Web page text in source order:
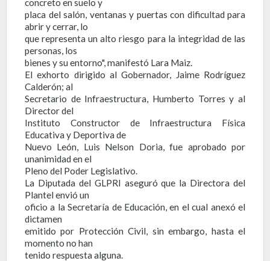
concreto en suelo y
placa del salón, ventanas y puertas con dificultad para
abrir y cerrar, lo
que representa un alto riesgo para la integridad de las
personas, los
bienes y su entorno", manifestó Lara Maiz.
El exhorto dirigido al Gobernador, Jaime Rodríguez
Calderón; al
Secretario de Infraestructura, Humberto Torres y al
Director del
Instituto Constructor de Infraestructura Física
Educativa y Deportiva de
Nuevo León, Luis Nelson Doria, fue aprobado por
unanimidad en el
Pleno del Poder Legislativo.
La Diputada del GLPRI aseguró que la Directora del
Plantel envió un
oficio a la Secretaría de Educación, en el cual anexó el
dictamen
emitido por Protección Civil, sin embargo, hasta el
momento no han
tenido respuesta alguna.